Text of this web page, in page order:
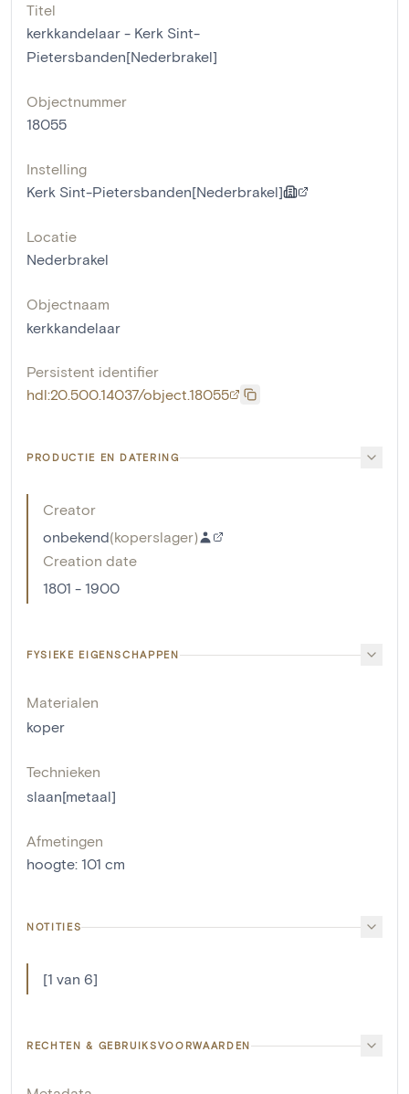
Titel
kerkkandelaar - Kerk Sint-
Pietersbanden[Nederbrakel]
Objectnummer
18055
Instelling
Kerk Sint-Pietersbanden[Nederbrakel]
Locatie
Nederbrakel
Objectnaam
kerkkandelaar
Persistent identifier
hdl:20.500.14037/object.18055
PRODUCTIE EN DATERING
Creator
onbekend(koperslager)
Creation date
1801 - 1900
FYSIEKE EIGENSCHAPPEN
Materialen
koper
Technieken
slaan[metaal]
Afmetingen
hoogte: 101 cm
NOTITIES
[1 van 6]
RECHTEN & GEBRUIKSVOORWAARDEN